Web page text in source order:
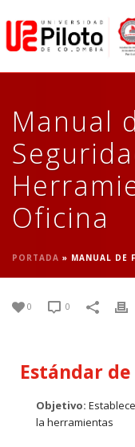
Manual
Oficina
PORTADA » MANUAL DE
0 0
Estándar
Objetivo:
la herramientas